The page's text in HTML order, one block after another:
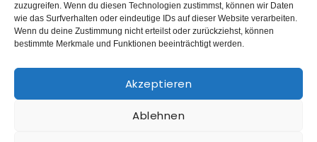
zuzugreifen. Wenn du diesen Technologien zustimmst, können wir Daten
wie das Surfverhalten oder eindeutige IDs auf dieser Website verarbeiten.
Wenn du deine Zustimmung nicht erteilst oder zurückziehst, können
bestimmte Merkmale und Funktionen beeinträchtigt werden.
Akzeptieren
Ablehnen
Tagespflege Soltau
Habichtsweg 3
Fax: 05 19 1 – 97 92 824
info@tagespflege-soltau.de